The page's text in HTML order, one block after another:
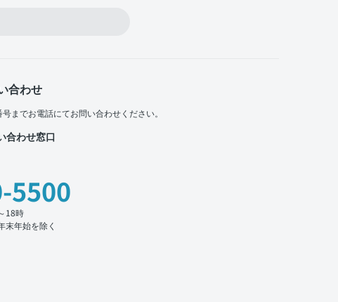
合わせ
までお電話にてお問い合わせください。
合わせ窓口
5500
18時
末年始を除く